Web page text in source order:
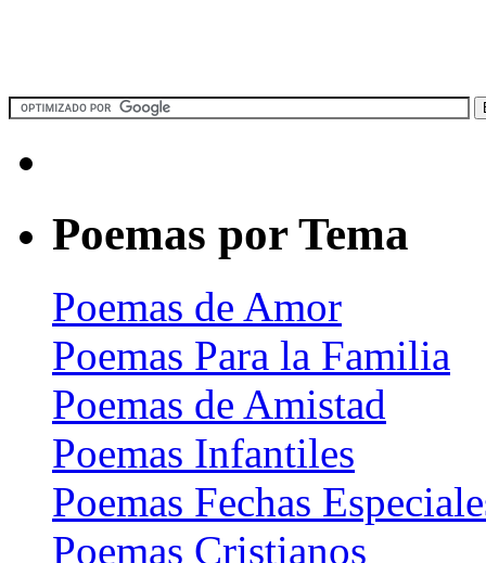
Poemas por Tema
Poemas de Amor
Poemas Para la Familia
Poemas de Amistad
Poemas Infantiles
Poemas Fechas
Poemas Cristianos